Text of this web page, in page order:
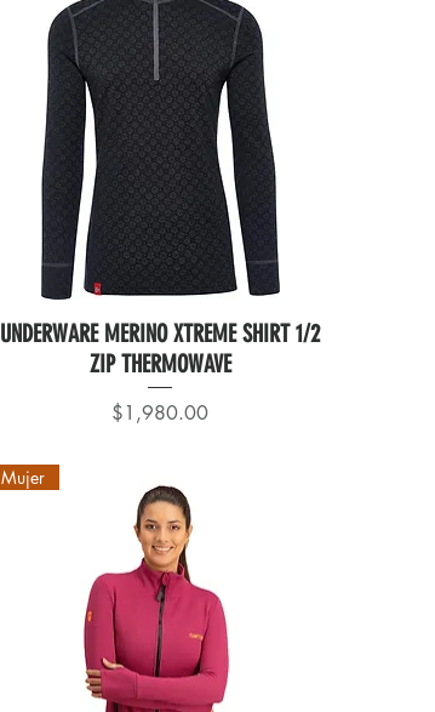
UNDERWARE MERINO XTREME SHIRT 1/2
ZIP THERMOWAVE
Precio
$1,980.00
Mujer